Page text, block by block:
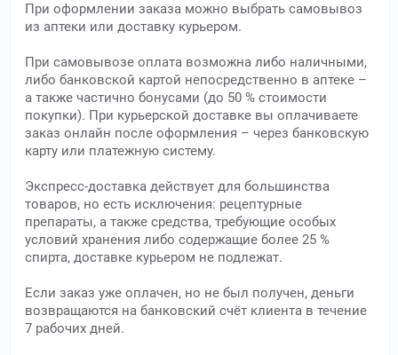
При оформлении заказа можно выбрать самовывоз
из аптеки или доставку курьером.
При самовывозе оплата возможна либо наличными,
либо банковской картой непосредственно в аптеке –
а также частично бонусами (до 50 % стоимости
покупки). При курьерской доставке вы оплачиваете
заказ онлайн после оформления – через банковскую
карту или платежную систему.
Экспресс-доставка действует для большинства
товаров, но есть исключения: рецептурные
препараты, а также средства, требующие особых
условий хранения либо содержащие более 25 %
спирта, доставке курьером не подлежат.
Если заказ уже оплачен, но не был получен, деньги
возвращаются на банковский счёт клиента в течение
7 рабочих дней.